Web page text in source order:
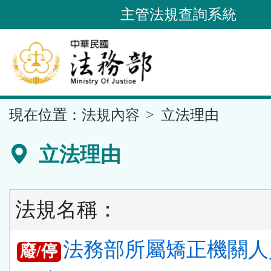
到
要
內
容
區
主管法規查詢系統
現在位置： 法規內容 立法理由
立法理由
法規名稱：
廢/停 法務部所屬矯正機關